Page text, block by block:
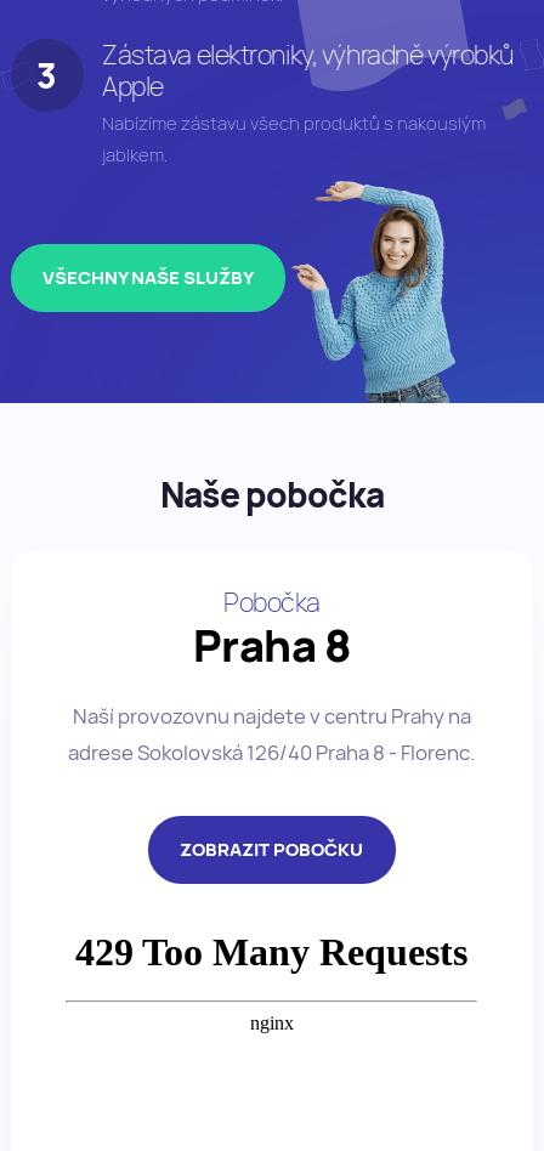
Zástava elektroniky, výhradně výrobků
Apple
Nabízíme zástavu všech produktů s nakouslým
jablkem.
VŠECHNY NAŠE SLUŽBY
Naše pobočka
Pobočka
Praha 8
Naší provozovnu najdete v centru Prahy na
adrese Sokolovská 126/40 Praha 8 - Florenc.
ZOBRAZIT POBOČKU